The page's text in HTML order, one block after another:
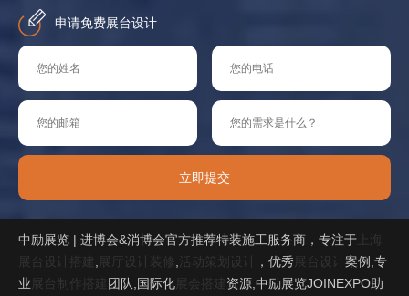
申请免费展台设计
立即提交
中励展览 | 进博会&消博会官方推荐特装施工服务商，专注于 上海
展台设计搭建
展厅设计装修 活动策划设计 ，优秀 展台设计案例,专
业 展台制作搭建 团队,国际化 展会搭建 资源,中励展览JOINEXPO助